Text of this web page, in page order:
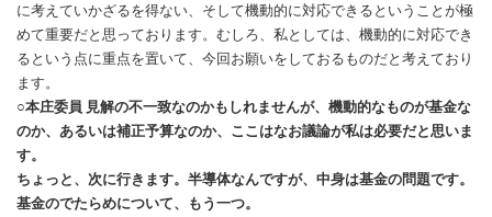
に考えていかざるを得ない、そして機動的に対応できるということが極
めて重要だと思っております。むしろ、私としては、機動的に対応でき
るという点に重点を置いて、今回お願いをしておるものだと考えており
ます。
○本庄委員 見解の不一致なのかもしれませんが、機動的なものが基金な
のか、あるいは補正予算なのか、ここはなお議論が私は必要だと思いま
す。
ちょっと、次に行きます。半導体なんですが、中身は基金の問題です。
基金のでたらめについて、もう一つ。